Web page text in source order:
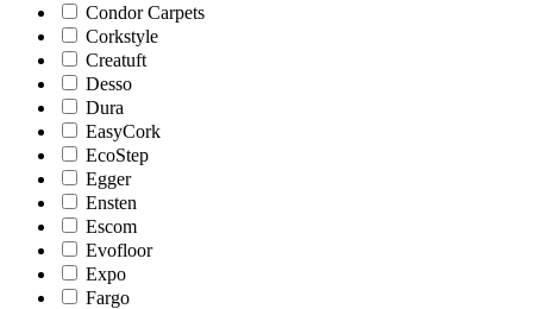
Condor Carpets
Corkstyle
Creatuft
Desso
Dura
EasyCork
EcoStep
Egger
Ensten
Escom
Evofloor
Expo
Fargo